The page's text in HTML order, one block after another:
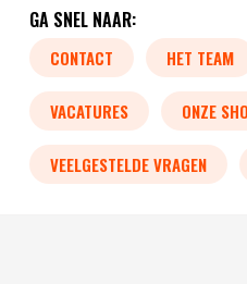
GA SNEL NAAR:
CONTACT HET TEAM
VACATURES ONZE
VEELGESTELDE VRAGEN